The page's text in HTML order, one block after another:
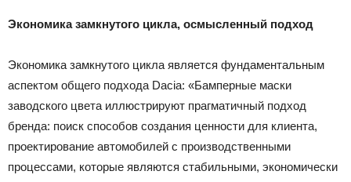
Экономика замкнутого цикла, осмысленный подход
Экономика замкнутого цикла является фундаментальным
аспектом общего подхода Dacia: «Бамперные маски
заводского цвета иллюстрируют прагматичный подход
бренда: поиск способов создания ценности для клиента,
проектирование автомобилей с производственными
процессами, которые являются стабильными, экономически